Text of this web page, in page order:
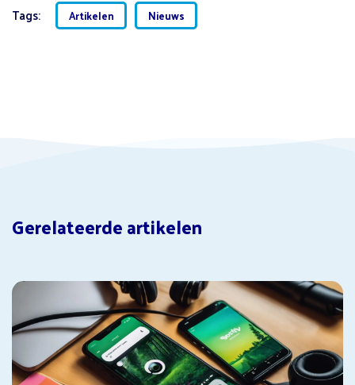
Tags: Artikelen Nieuws
Gerelateerde artikelen